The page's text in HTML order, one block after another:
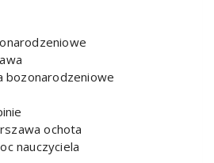
bozonarodzeniowe
ochota
nauczyciela